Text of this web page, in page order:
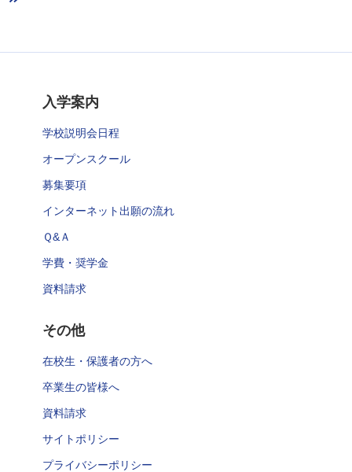
入学案内
学校説明会日程
オープンスクール
募集要項
インターネット出願の流れ
Ｑ&Ａ
学費・奨学金
資料請求
その他
在校生・保護者の方へ
卒業生の皆様へ
資料請求
サイトポリシー
プライバシーポリシー